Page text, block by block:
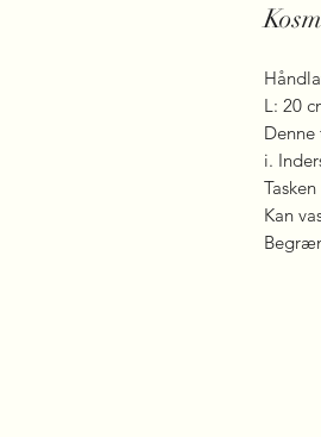
L: 20
i.
Kan